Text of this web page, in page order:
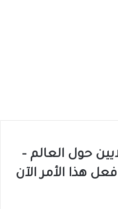
حول العالم –
هذا الأمر الآن